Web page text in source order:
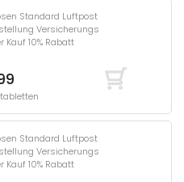
Standard Luftpost
Versicherungs
Kauf 10% Rabatt
Standard Luftpost
Versicherungs
Kauf 10% Rabatt